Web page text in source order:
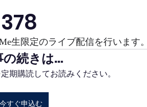
生限定のライブ配信を行います。
の続きは…
定期購読してお読みください。
今すぐ申込む